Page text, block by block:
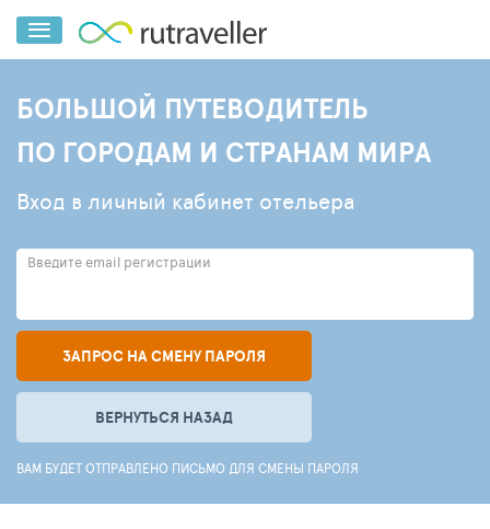
БОЛЬШОЙ ПУТЕВОДИТЕЛЬ
ПО ГОРОДАМ И СТРАНАМ МИРА
Вход в личный кабинет отельера
Введите email регистрации
ЗАПРОС НА СМЕНУ ПАРОЛЯ
ВЕРНУТЬСЯ НАЗАД
ВАМ БУДЕТ ОТПРАВЛЕНО ПИСЬМО ДЛЯ СМЕНЫ ПАРОЛЯ